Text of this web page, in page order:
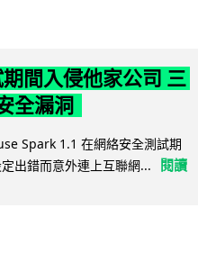
間入侵他家公司 三
全漏洞
Spark 1.1 在網絡安全測試期
出錯而意外連上互聯網...
閱讀